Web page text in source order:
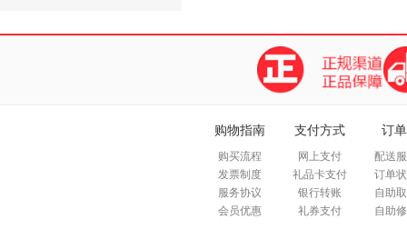
购物指南
购买流程
发票制度
服务协议
会员优惠
支付方式
网上支付
礼品卡支付
银行转账
礼券支付
订
配送
订单
自助
自助